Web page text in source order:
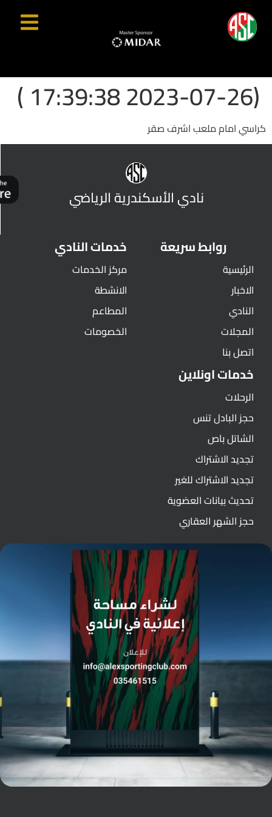
(2023-07-26 17:39:38 )
كراسي امام ملعب اشرف صقر
نادي الأسكندرية الرياضي
روابط سريعة
الرئيسية
الاخبار
النادي
المجلات
اتصل بنا
خدمات النادي
مركز الخدمات
الانشطة
المطاعم
الخصومات
خدمات اونلاين
الرحلات
حجز البادل تنس
الشاتل باص
تجديد الاشتراك
تجديد الاشتراك للغير
تحديث بيانات العضوية
حجز الشهر العقاري